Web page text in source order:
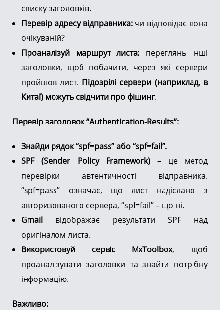
списку заголовків.
Перевір адресу відправника:чи відповідає вона
очікуваній?
Проаналізуй маршрут листа: переглянь інші
заголовки, щоб побачити, через які сервери
пройшов лист. Підозрілі сервери (наприклад, в
Китаї) можуть свідчити про фішинг.
Перевір заголовок “Authentication-Results”:
Знайди рядок “spf=pass” або “spf=fail”.
SPF (Sender Policy Framework) – це метод
перевірки автентичності відправника.
“spf=pass” означає, що лист надіслано з
авторизованого сервера, “spf=fail” – що ні.
Gmail відображає результати SPF над
оригіналом листа.
Використовуй сервіс MxToolbox, щоб
проаналізувати заголовки та знайти потрібну
інформацію.
Важливо: